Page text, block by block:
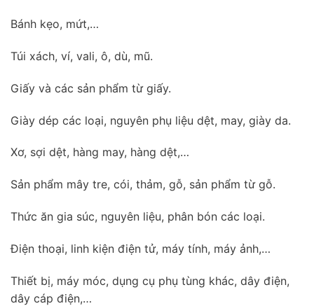
Bánh kẹo, mứt,…
Túi xách, ví, vali, ô, dù, mũ.
Giấy và các sản phẩm từ giấy.
Giày dép các loại, nguyên phụ liệu dệt, may, giày da.
Xơ, sợi dệt, hàng may, hàng dệt,…
Sản phẩm mây tre, cói, thảm, gỗ, sản phẩm từ gỗ.
Thức ăn gia súc, nguyên liệu, phân bón các loại.
Điện thoại, linh kiện điện tử, máy tính, máy ảnh,…
Thiết bị, máy móc, dụng cụ phụ tùng khác, dây điện,
dây cáp điện,…